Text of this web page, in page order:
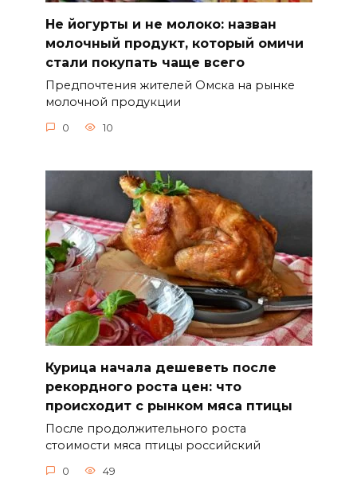
Не йогурты и не молоко: назван
молочный продукт, который омичи
стали покупать чаще всего
Предпочтения жителей Омска на рынке
молочной продукции
0 10
Курица начала дешеветь после
рекордного роста цен: что
происходит с рынком мяса птицы
После продолжительного роста
стоимости мяса птицы российский
0 49